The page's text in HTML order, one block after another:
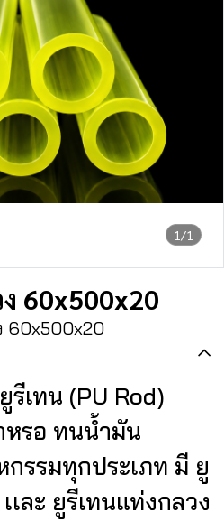
1/1
60x500x20
60x500x20
เทน (PU Rod)
รอ ทนน้ำมัน
รรมทุกประเภท มี ยู
ละ ยูรีเทนแท่งกลวง